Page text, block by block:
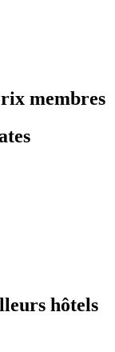
membres
hôtels